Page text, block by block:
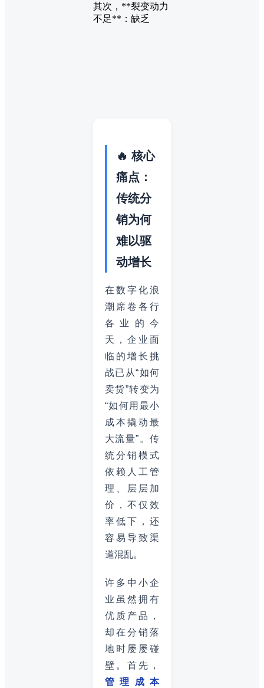
其次，**裂变动力
不足**：缺乏
🔥 核心
痛点：
传统分
销为何
难以驱
动增长
在数字化浪
潮席卷各行
各业的今
天，企业面
临的增长挑
战已从“如何
卖货”转变为
“如何用最小
成本撬动最
大流量”。传
统分销模式
依赖人工管
理、层层加
价，不仅效
率低下，还
容易导致渠
道混乱。
许多中小企
业虽然拥有
优质产品，
却在分销落
地时屡屡碰
壁。首先，
管理成本